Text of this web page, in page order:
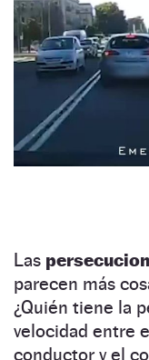
Las
parecen más
¿Quién tiene la
velocidad entre
conductor y el